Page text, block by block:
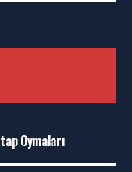
Oymaları